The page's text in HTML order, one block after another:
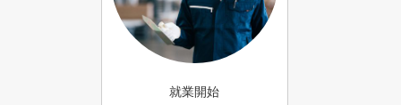
就業開始